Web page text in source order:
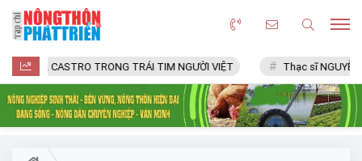
FIDEL CASTRO TRONG TRÁI TIM NGƯỜI VIỆT Thạc sĩ NGUYỄN